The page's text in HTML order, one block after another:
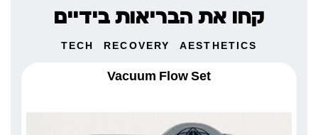
קחו את הבריאות בידיים
AESTHETICS
RECOVERY
TECH
Vacuum Flow Set